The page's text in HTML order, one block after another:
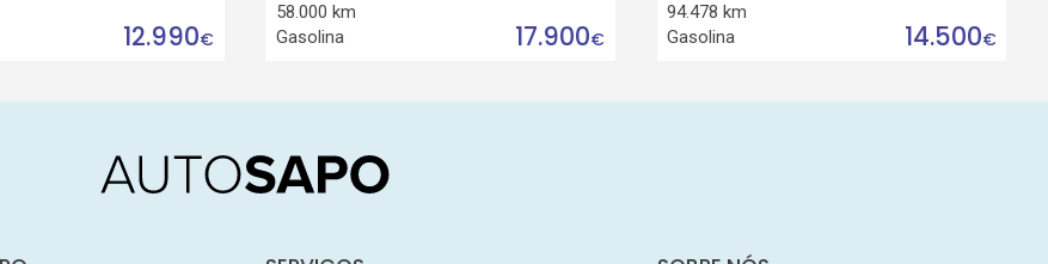
12.990€
58.000 km
Gasolina
17.900€
94.478 km
Gasolina
14.500€